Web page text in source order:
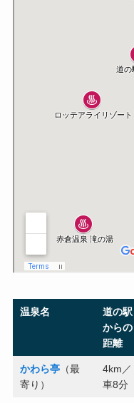
温泉名
道の駅
からの
距離
かわら亭 （最
寄り）
4km／
車8分